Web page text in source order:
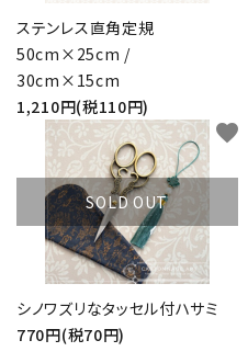
ステンレス直角定規
50cm×25cm /
30cm×15cm
1,210円(税110円)
SOLD OUT
シノワズリなタッセル付ハサミ
770円(税70円)
favorite